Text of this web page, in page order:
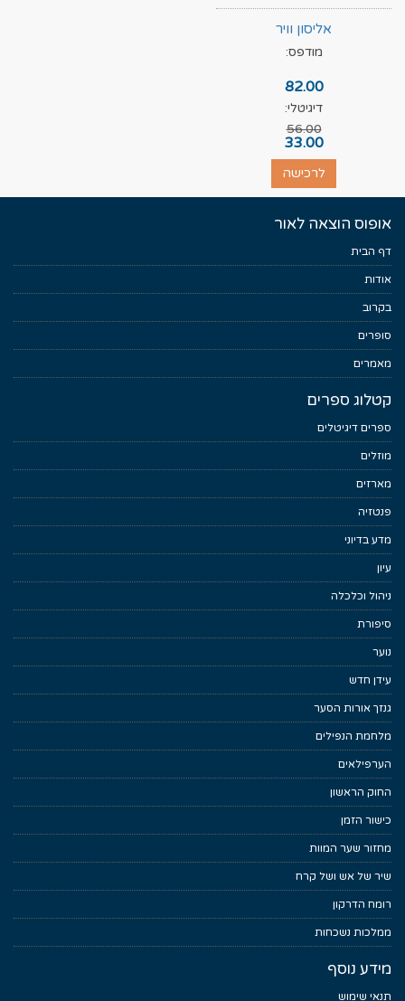
אליסון וויר
מודפס:
82.00
דיגיטלי:
56.00
33.00
לרכישה
אופוס הוצאה לאור
דף הבית
אודות
בקרוב
סופרים
מאמרים
קטלוג ספרים
ספרים דיגיטלים
מוזלים
מארזים
פנטזיה
מדע בדיוני
עיון
ניהול וכלכלה
סיפורת
נוער
עידן חדש
גנזך אורות הסער
מלחמת הנפילים
הערפילאים
החוק הראשון
כישור הזמן
מחזור שער המוות
שיר של אש ושל קרח
רומח הדרקון
ממלכות נשכחות
מידע נוסף
תנאי שימוש